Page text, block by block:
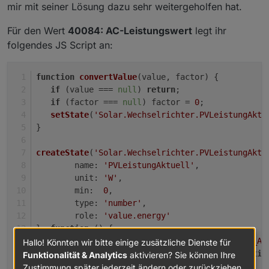
mir mit seiner Lösung dazu sehr weitergeholfen hat.
Für den Wert 40084: AC-Leistungswert legt ihr
folgendes JS Script an:
function convertValue(value, factor) {
if (value === null) return;
if (factor === null) factor = 0;
setState(
}
createState(
name: 'PVLeistungAktuell' ,
unit : 'W' ,
min : 0,
type: 'number' ,
role:
'value.energy'
}, function () {
on(
var timeout = setTimeout(
clearTimeout(timeout);
Hallo! Könnten wir bitte einige zusätzliche Dienste für
Funktionalität & Analytics aktivieren? Sie können Ihre